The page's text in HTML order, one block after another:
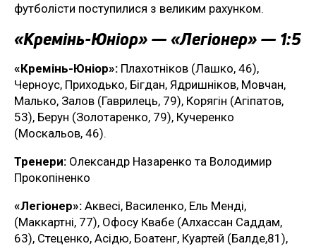
футболісти поступилися з великим рахунком.
«Кремінь-Юніор» — «Легіонер» — 1:5
«Кремінь-Юніор»: Плахотніков (Лашко, 46),
Черноус, Приходько, Бігдан, Ядришніков, Мовчан,
Малько, Залов (Гаврилець, 79), Корягін (Агіпатов,
53), Берун (Золотаренко, 79), Кучеренко
(Москальов, 46).
Тренери: Олександр Назаренко та Володимир
Прокопіненко
«Легіонер»: Аквесі, Василенко, Ель Менді,
(Маккартні, 77), Офосу Квабе (Алхассан Саддам,
63), Стеценко, Асідю, Боатенг, Куартей (Балде,81),